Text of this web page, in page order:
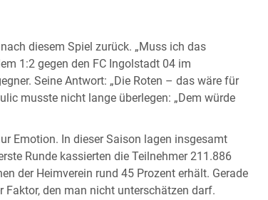
diesem Spiel zurück. „Muss ich das
1:2 gegen den FC Ingolstadt 04 im
Seine Antwort: „Die Roten – das wäre für
musste nicht lange überlegen: „Dem würde
Emotion. In dieser Saison lagen insgesamt
Runde kassierten die Teilnehmer 211.886
der Heimverein rund 45 Prozent erhält. Gerade
den man nicht unterschätzen darf.